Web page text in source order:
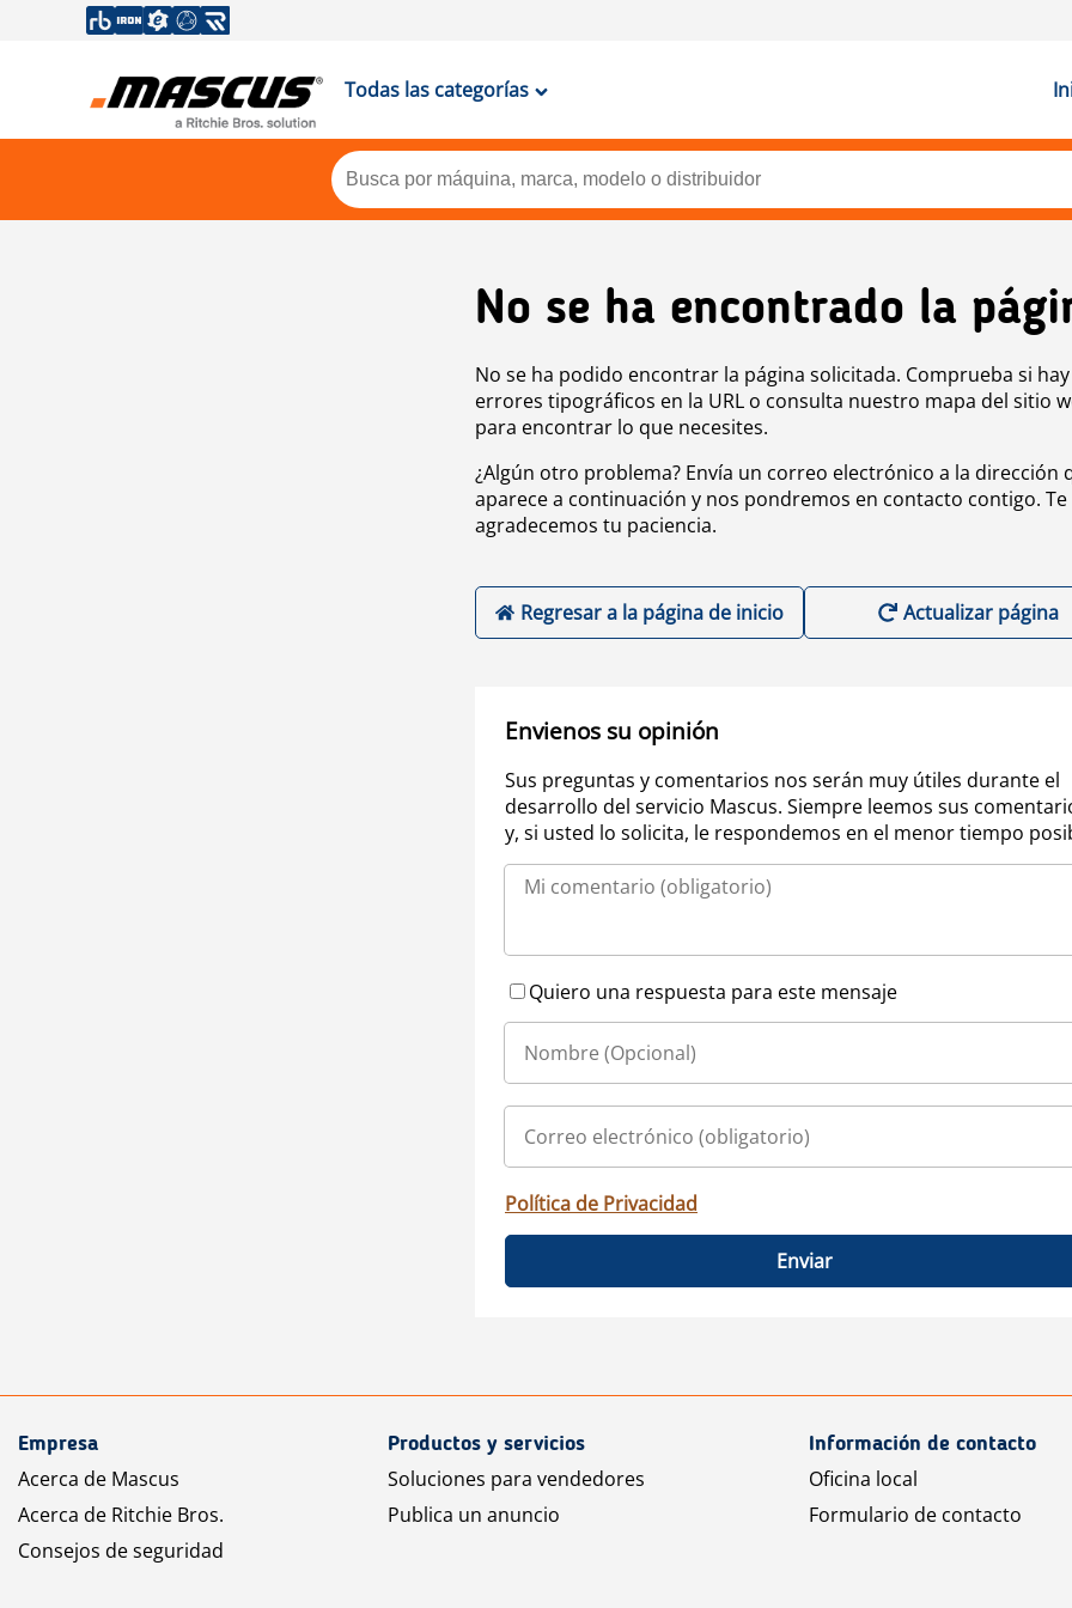
Todas las categorías
No se ha encontrado la
No se ha podido encontrar la página solicitada. Comprueba si hay
errores tipográficos en la URL o consulta nuestro mapa del sitio
para encontrar lo que necesites.
¿Algún otro problema? Envía un correo electrónico a la dirección
aparece a continuación y nos pondremos en contacto contigo. Te
agradecemos tu paciencia.
Regresar a la página de inicio Actualizar página
Envienos su opinión
Sus preguntas y comentarios nos serán muy útiles durante el
desarrollo del servicio Mascus. Siempre leemos sus
y, si usted lo solicita, le respondemos en el menor tiempo
Quiero una respuesta para este mensaje
Política de Privacidad
Enviar
Empresa
Acerca de Mascus
Acerca de Ritchie Bros.
Consejos de seguridad
Productos y servicios
Soluciones para vendedores
Publica un anuncio
Información de contacto
Oficina local
Formulario de contacto